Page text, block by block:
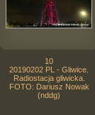
10
20190202 PL - Gliwice.
Radiostacja gliwicka.
FOTO: Dariusz Nowak
(nddg)